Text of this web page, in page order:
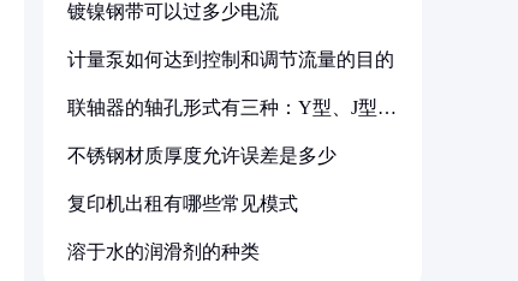
镀镍钢带可以过多少电流
计量泵如何达到控制和调节流量的目的
联轴器的轴孔形式有三种：Y型、J型、
不锈钢材质厚度允许误差是多少
复印机出租有哪些常见模式
溶于水的润滑剂的种类